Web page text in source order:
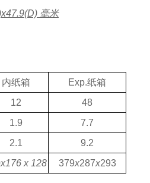
毫米
内纸箱
Exp.纸箱
12
48
1.9
7.7
2.1
9.2
x176 x 128 379x287x293